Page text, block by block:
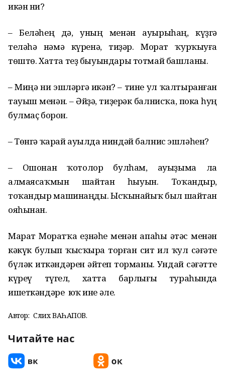
икән ни?
– Беләһең дә, уның менән ауырыһаң, күҙгә
теләһә нәмә күренә, тиҙәр. Морат ҡурҡыуға
төштө. Хатта теҙ быуындары тотмай башланы.
– Миңә ни эшләргә икән? – тине ул ҡалтыранған
тауыш менән. – Әйҙә, тиҙерәк балнисҡа, пока һуң
булмаҫ борон.
– Төнгә ҡарай ауылда ниндәй балнис эшләһен?
– Ошонан ҡотолор булһам, ауыҙыма ла
алмаясаҡмын шайтан һыуын. Тоҡандыр,
тоҡандыр машинаңды. Ысҡынайыҡ был шайтан
ояһынан.
Марат Моратҡа еҙнәһе менән апаһы әтәс менән
кәкүк булып ҡысҡыра торған сит ил ҡул сәғәте
бүләк иткәндәрен әйтеп торманы. Ундай сәғәтте
күреү түгел, хатта барлығы тураһында
ишеткәндәре юҡ ине әле.
Автор: Сәлих ВАҺАПОВ.
Читайте нас